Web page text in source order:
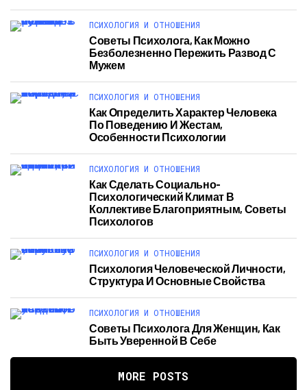
ПСИХОЛОГИЯ И ОТНОШЕНИЯ
Советы Психолога, Как Можно
Безболезненно Пережить Развод С
Мужем
ПСИХОЛОГИЯ И ОТНОШЕНИЯ
Как Определить Характер Человека
По Поведению И Жестам,
Особенности Психологии
ПСИХОЛОГИЯ И ОТНОШЕНИЯ
Как Сделать Социально-
Психологический Климат В
Коллективе Благоприятным, Советы
Психологов
ПСИХОЛОГИЯ И ОТНОШЕНИЯ
Психология Человеческой Личности,
Структура И Основные Свойства
ПСИХОЛОГИЯ И ОТНОШЕНИЯ
Советы Психолога Для Женщин, Как
Быть Уверенной В Себе
MORE POSTS